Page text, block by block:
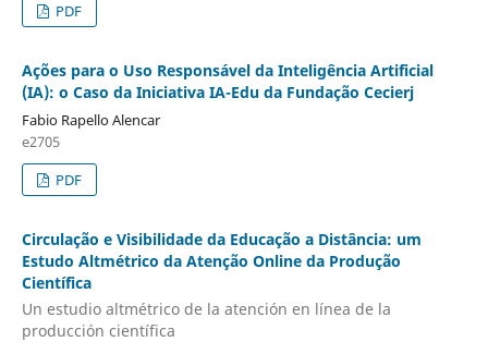
PDF
Ações para o Uso Responsável da Inteligência Artificial
(IA): o Caso da Iniciativa IA-Edu da Fundação Cecierj
Fabio Rapello Alencar
e2705
PDF
Circulação e Visibilidade da Educação a Distância: um
Estudo Altmétrico da Atenção Online da Produção
Científica
Un estudio altmétrico de la atención en línea de la
producción científica